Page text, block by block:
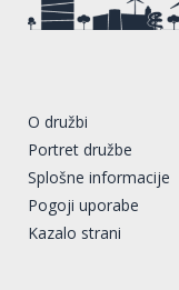
O družbi
Portret družbe
Splošne informacije
Pogoji uporabe
Kazalo strani